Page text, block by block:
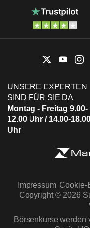
UNSERE EXPERTEN
SIND FÜR SIE DA
Montag - Freitag 9.00-
12.00 Uhr / 14.00-18.00
Uhr
Impressum Cookie-
Copyright © 2026
Börsenkurse werden